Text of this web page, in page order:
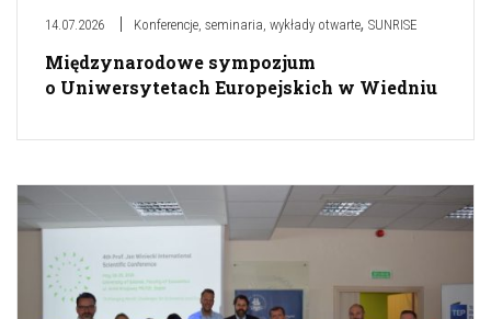
14.07.2026 Konferencje, seminaria, wykłady otwarte, SUNRISE
Międzynarodowe sympozjum
o Uniwersytetach Europejskich w Wiedniu